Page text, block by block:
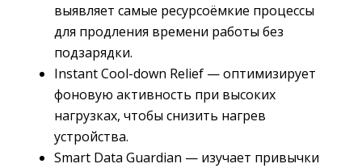
выявляет самые ресурсоёмкие процессы
для продления времени работы без
подзарядки.
Instant Cool-down Relief — оптимизирует
фоновую активность при высоких
нагрузках, чтобы снизить нагрев
устройства.
Smart Data Guardian — изучает привычки